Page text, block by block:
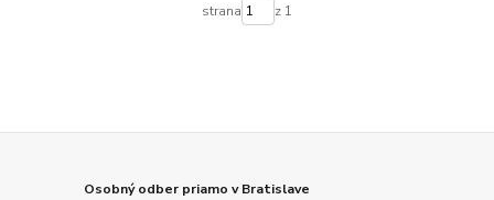
strana z 1
Osobný odber priamo v Bratislave